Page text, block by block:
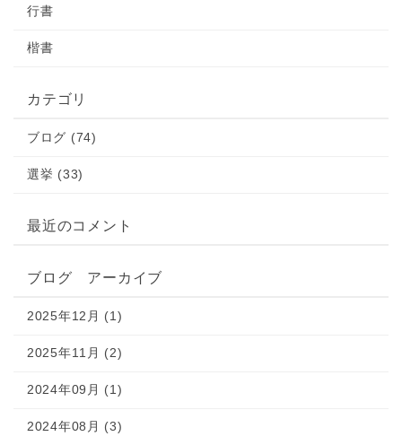
行書
楷書
カテゴリ
ブログ (74)
選挙 (33)
最近のコメント
ブログ アーカイブ
2025年12月 (1)
2025年11月 (2)
2024年09月 (1)
2024年08月 (3)